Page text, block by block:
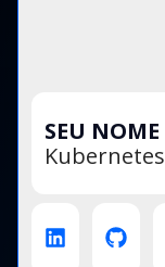
SEU NOME
Kubernetes